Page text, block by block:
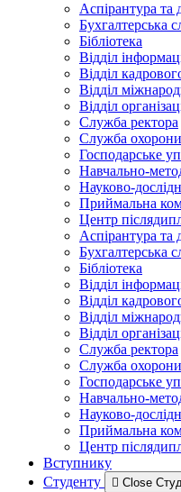
Аспірантура та
Бухгалтерська
Бібліотека
Відділ
Відділ
Відділ
Відділ
Служба ректора
Служба охорони
Господарське
Навчально-
Науково-
Приймальна
Центр
Аспірантура та
Бухгалтерська
Бібліотека
Відділ
Відділ
Відділ
Відділ
Служба ректора
Служба охорони
Господарське
Навчально-
Науково-
Приймальна
Центр
Вступнику
Студенту
Close